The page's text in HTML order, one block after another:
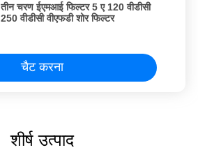
तीन चरण ईएमआई फिल्टर 5 ए 120 वीडीसी
250 वीडीसी वीएफडी शोर फिल्टर
चैट करना
शीर्ष उत्पाद